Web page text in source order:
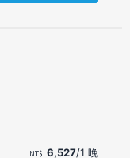
6,527/1 晚